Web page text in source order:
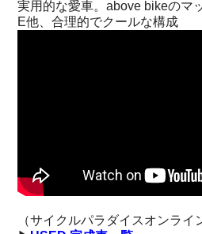
実用的な愛車。above bikeのマ
E他、合理的でクールな構成
（サイクルパラダイスオンラ